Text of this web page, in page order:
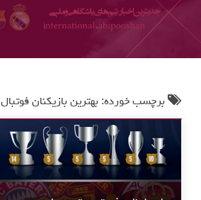
برچسب خورده: بهترین بازیکنان فوتبال